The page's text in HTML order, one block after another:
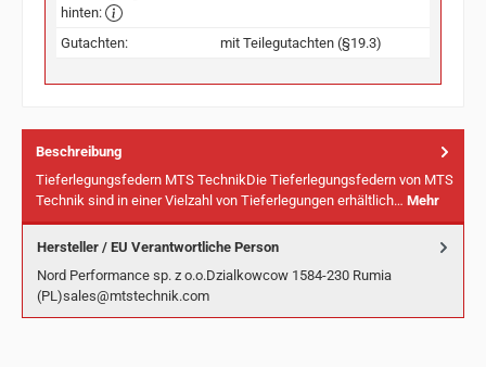
hinten:
Gutachten: mit Teilegutachten (§19.3)
Beschreibung
Tieferlegungsfedern MTS TechnikDie Tieferlegungsfedern von MTS
Technik sind in einer Vielzahl von Tieferlegungen erhältlich… Mehr
Hersteller / EU Verantwortliche Person
Nord Performance sp. z o.o.Dzialkowcow 1584-230 Rumia
(PL)sales@mtstechnik.com